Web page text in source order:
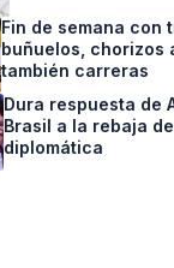
Fin de semana con
buñuelos, chorizos
también carreras
Dura respuesta de
Brasil a la rebaja
diplomática